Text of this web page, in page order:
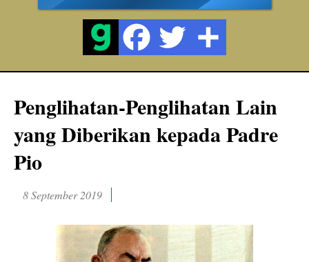
Penglihatan-Penglihatan Lain
yang Diberikan kepada Padre
Pio
8 September 2019